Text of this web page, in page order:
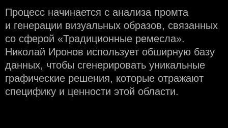
Процесс начинается с анализа промта
и генерации визуальных образов, связанных
со сферой «Традиционные ремесла».
Николай Иронов использует обширную базу
данных, чтобы сгенерировать уникальные
графические решения, которые отражают
специфику и ценности этой области.